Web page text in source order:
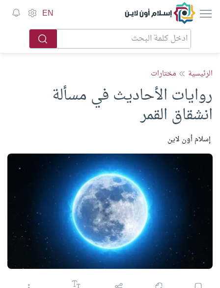
إسلام أون لاين EN
الرئيسية مختارات
روايات الأحاديث في مسألة
انشقاق القمر
إسلام أون لاين